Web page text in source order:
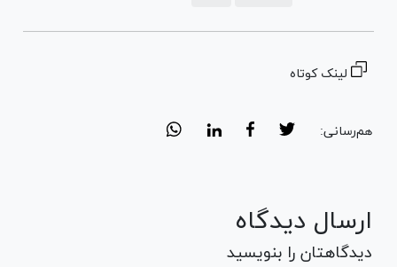
لینک کوتاه
هم‌رسانی:
ارسال دیدگاه
دیدگاهتان را بنویسید